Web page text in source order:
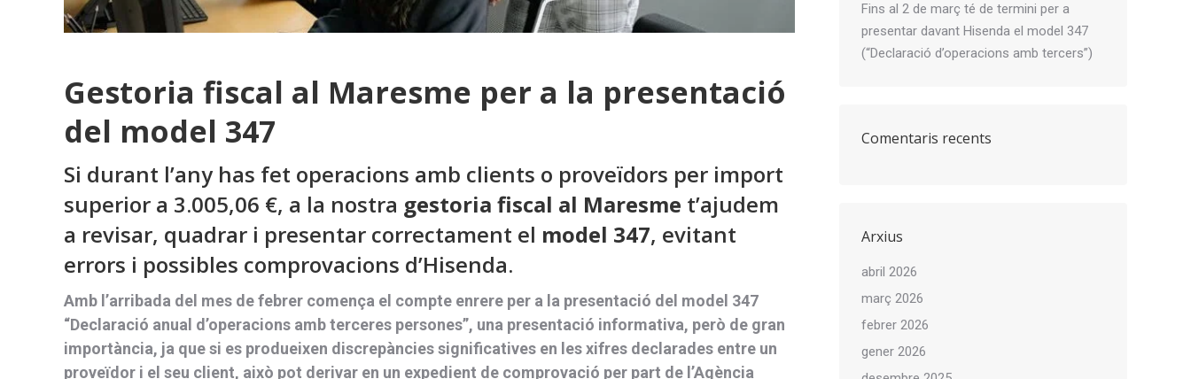
Gestoria fiscal al Maresme per a la presentació
del model 347
Si durant l’any has fet operacions amb clients o proveïdors per import
superior a 3.005,06 €, a la nostra gestoria fiscal al Maresme t’ajudem
a revisar, quadrar i presentar correctament el model 347, evitant
errors i possibles comprovacions d’Hisenda.
Amb l’arribada del mes de febrer comença el compte enrere per a la presentació del model 347
“Declaració anual d’operacions amb terceres persones”, una presentació informativa, però de gran
importància, ja que si es produeixen discrepàncies significatives en les xifres declarades entre un
proveïdor i el seu client, això pot derivar en un expedient de comprovació per part de l’Agència
Fins al 2 de març té de termini per a
presentar davant Hisenda el model 347
(“Declaració d’operacions amb tercers”)
Comentaris recents
Arxius
abril 2026
març 2026
febrer 2026
gener 2026